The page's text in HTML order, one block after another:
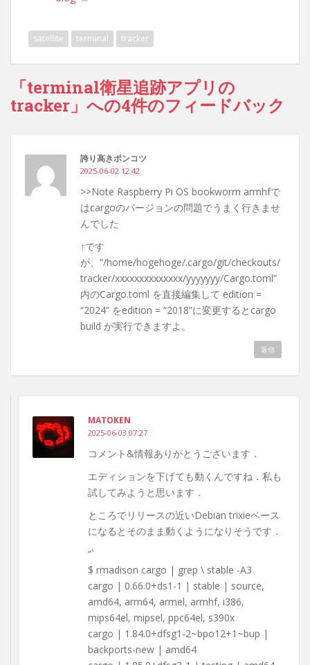
satellite terminal tracker
「terminal衛星追跡アプリの
tracker」への4件のフィードバック
誇り高きポンコツ
2025-06-02 12:42
>>Note Raspberry Pi OS bookworm armhfで
はcargoのバージョンの問題でうまく行きませ
んでした
↑です
が、”/home/hogehoge/.cargo/git/checkouts/
tracker/xxxxxxxxxxxxxx/yyyyyyy/Cargo.toml”
内のCargo.toml を直接編集して edition =
“2024” をedition = “2018”に変更するとcargo
build が実行できますよ。
返信
MATOKEN
2025-06-03 07:27
コメント&情報ありがとうございます．
エディションを下げても動くんですね．私も
試してみようと思います．
ところでリリースの近いDebian trixieベース
になるとそのまま動くようになりそうです．
“`
$ rmadison cargo | grep \ stable -A3
cargo | 0.66.0+ds1-1 | stable | source,
amd64, arm64, armel, armhf, i386,
mips64el, mipsel, ppc64el, s390x
cargo | 1.84.0+dfsg1-2~bpo12+1~bup |
backports-new | amd64